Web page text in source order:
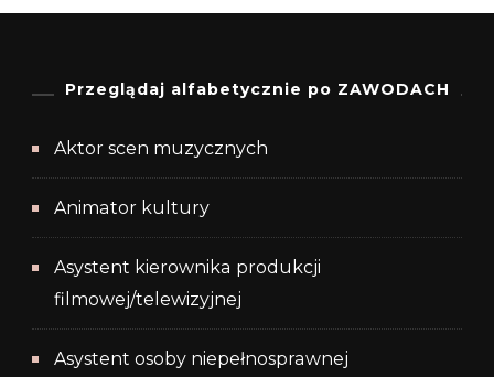
Przeglądaj alfabetycznie po ZAWODACH
Aktor scen muzycznych
Animator kultury
Asystent kierownika produkcji
filmowej/telewizyjnej
Asystent osoby niepełnosprawnej